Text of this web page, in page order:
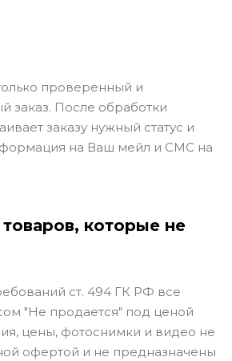
проверенный и
заказ. После обработки
заказу нужный статус и
на Ваш мейл и СМС на
которые не
ст. 494 ГК РФ все
"Не продается" под ценой
цены, фотоснимки и видео не
офертой и не предназначены